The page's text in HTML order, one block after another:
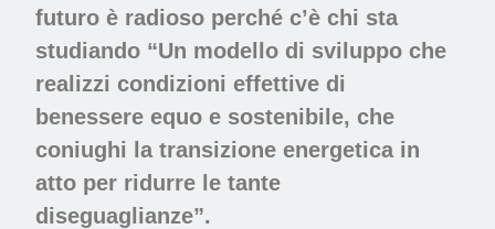
futuro è radioso perché c’è chi sta
studiando “Un modello di sviluppo che
realizzi condizioni effettive di
benessere equo e sostenibile, che
coniughi la transizione energetica in
atto per ridurre le tante
diseguaglianze”.